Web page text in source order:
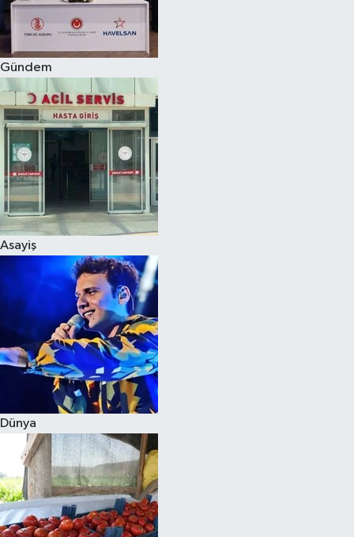
Gündem
Asayiş
Dünya
Spor
Burç Yorumları
Çocuk
Hava Durumu
Kadın
Kim kimdir?
Kültür Sanat
Sağlık
Siyaset
Teknoloji
Televizyon
Yaşam-Çevre